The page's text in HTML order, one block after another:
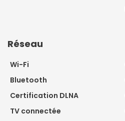
Réseau
Wi-Fi
Bluetooth
Certification DLNA
TV connectée